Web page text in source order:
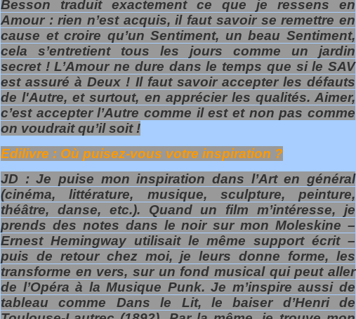
Besson traduit exactement ce que je ressens en
Amour : rien n’est acquis, il faut savoir se remettre en
cause et croire qu’un Sentiment, un beau Sentiment,
cela s’entretient tous les jours comme un jardin
secret ! L’Amour ne dure dans le temps que si le SAV
est assuré à Deux ! Il faut savoir accepter les défauts
de l'Autre, et surtout, en apprécier les qualités. Aimer,
c’est accepter l’Autre comme il est et non pas comme
on voudrait qu’il soit !
Edilivre : Où puisez-vous votre inspiration ?
JD : Je puise mon inspiration dans l’Art en général
(cinéma, littérature, musique, sculpture, peinture,
théâtre, danse, etc.). Quand un film m’intéresse, je
prends des notes dans le noir sur mon Moleskine –
Ernest Hemingway utilisait le même support écrit –
puis de retour chez moi, je leurs donne forme, les
transforme en vers, sur un fond musical qui peut aller
de l’Opéra à la Musique Punk. Je m’inspire aussi de
tableau comme Dans le Lit, le baiser d’Henri de